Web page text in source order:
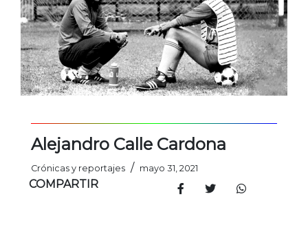
Alejandro Calle Cardona
Crónicas y reportajes / mayo 31, 2021